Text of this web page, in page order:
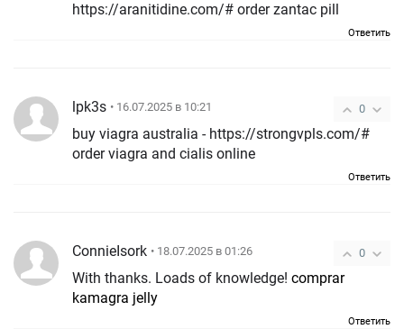
https://aranitidine.com/# order zantac pill
Ответить
0
lpk3s • 16.07.2025 в 10:21
buy viagra australia - https://strongvpls.com/#
order viagra and cialis online
Ответить
0
ConnieIsork • 18.07.2025 в 01:26
With thanks. Loads of knowledge! comprar
kamagra jelly
Ответить